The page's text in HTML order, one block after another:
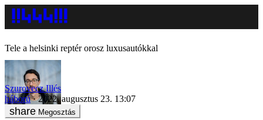
Tele a helsinki reptér orosz luxusautókkal
Szurovecz Illés
háború
2022. augusztus 23. 13:07
Megosztás